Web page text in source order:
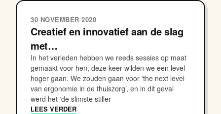
30 NOVEMBER 2020
Creatief en innovatief aan de slag
met…
In het verleden hebben we reeds sessies op maat
gemaakt voor hen, deze keer wilden we een level
hoger gaan. We zouden gaan voor ‘the next level
van ergonomie in de thuiszorg’, en in dit geval
werd het ‘de slimste stiller
LEES VERDER